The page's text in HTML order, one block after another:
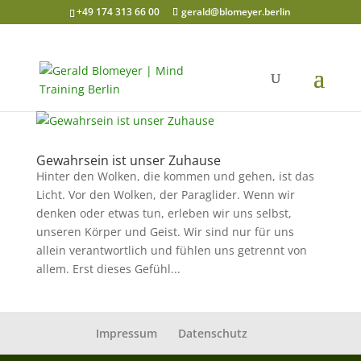
+49 174 313 66 00 gerald@blomeyer.berlin
Gewahrsein ist unser Zuhause
Hinter den Wolken, die kommen und gehen, ist das
Licht. Vor den Wolken, der Paraglider. Wenn wir
denken oder etwas tun, erleben wir uns selbst,
unseren Körper und Geist. Wir sind nur für uns
allein verantwortlich und fühlen uns getrennt von
allem. Erst dieses Gefühl...
Impressum Datenschutz